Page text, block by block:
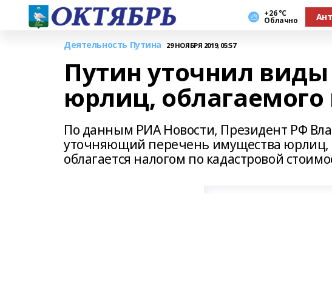
+26 °С
Облачно
Деятельность Путина 29 НОЯБРЯ 2019, 05:57
Путин уточнил
юрлиц, облагаемого
По данным РИА Новости, Президент РФ
уточняющий перечень имущества юрлиц,
облагается налогом по кадастровой